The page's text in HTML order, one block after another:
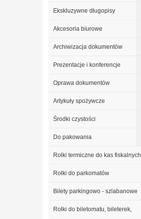
Ekskluzywne długopisy
Akcesoria biurowe
Archiwizacja dokumentów
Prezentacje i konferencje
Oprawa dokumentów
Artykuły spożywcze
Środki czystości
Do pakowania
Rolki termiczne do kas fiskalnych
Rolki do parkomatów
Bilety parkingowo - szlabanowe
Rolki do biletomatu, bileterek,